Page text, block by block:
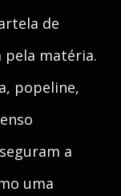
de
pela matéria.
popeline,
a
uma